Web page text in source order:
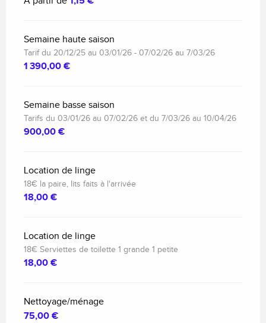
Semaine haute saison
Tarif du 20/12/25 au 03/01/26 - 07/02/26 au 7/03/26
1 390,00 €
Semaine basse saison
Tarifs du 03/01/26 au 07/02/26 et du 7/03/26 au 10/04/26
900,00 €
Location de linge
18€ la paire, lits faits à l'arrivée
18,00 €
Location de linge
18€ Serviettes de toilette 1 grande 1 petite
18,00 €
Nettoyage/ménage
75,00 €